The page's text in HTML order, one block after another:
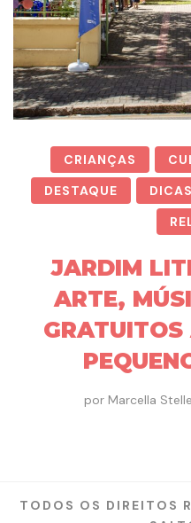
CRIANÇAS
DESTAQUE
DICAS
JARDIM
ARTE,
por Marcella Stelle
TODOS OS DIREITOS